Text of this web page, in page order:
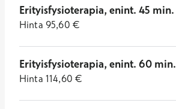
Erityisfysioterapia, enint. 45 min.
Hinta 95,60 €
Erityisfysioterapia, enint. 60 min.
Hinta 114,60 €